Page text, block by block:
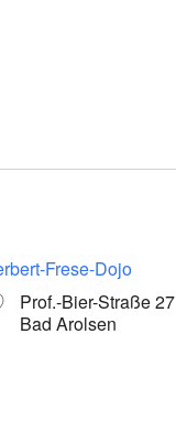
Frese-Dojo
Prof.-Bier-Straße 27
Bad Arolsen